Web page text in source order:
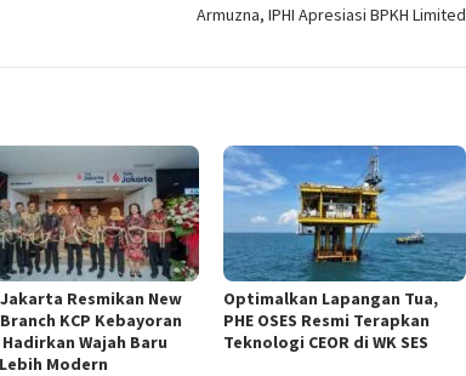
Armuzna, IPHI Apresiasi BPKH Limited
Resmikan New
KCP Kebayoran
Wajah Baru
Modern
Optimalkan Lapangan Tua,
PHE OSES Resmi Terapkan
Teknologi CEOR di WK SES